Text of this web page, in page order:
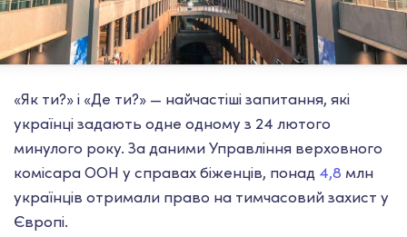
«Як ти?» і «Де ти?» — найчастіші запитання, які
українці задають одне одному з 24 лютого
минулого року. За даними Управління верховного
комісара ООН у справах біженців, понад 4,8 млн
українців отримали право на тимчасовий захист у
Європі.